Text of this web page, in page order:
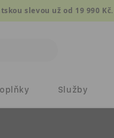
slevou už od 19 990 Kč.
Služby